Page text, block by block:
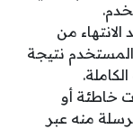
من
نتيجة
خاطئة أو
منه عبر